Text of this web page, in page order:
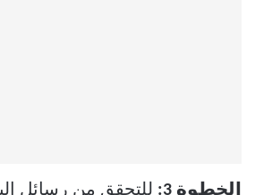
الخطوة 3: للتحقق من رسائل